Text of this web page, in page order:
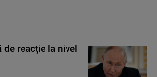
de reacție la nivel